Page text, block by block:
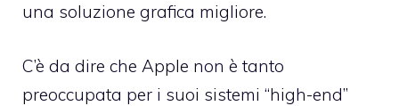
una soluzione grafica migliore.
C’è da dire che Apple non è tanto
preoccupata per i suoi sistemi “high-end”